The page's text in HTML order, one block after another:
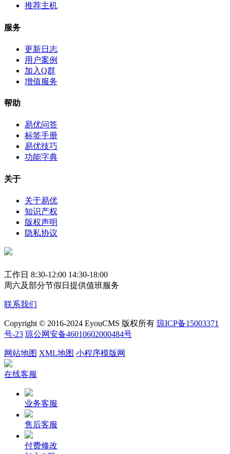
推荐主机
服务
更新日志
用户案例
加入Q群
增值服务
帮助
易优问答
标签手册
易优技巧
功能字典
关于
关于易优
知识产权
版权声明
隐私协议
工作日 8:30-12:00 14:30-18:00
周六及部分节假日提供值班服务
联系我们
Copyright © 2016-2024 EyouCMS 版权所有 琼ICP备15003371
号-23 琼公网安备46010602000484号
网站地图 XML地图 小程序模版网
在线客服
业务客服
售后客服
付费修改